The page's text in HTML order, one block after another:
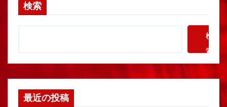
検索
検
索
最近の投稿